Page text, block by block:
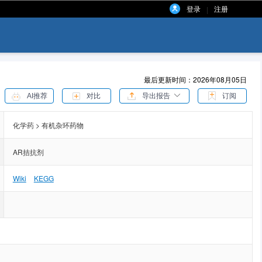
登录 | 注册
最后更新时间：2026年08月05日
AI推荐 对比 导出报告 订阅
化学药 > 有机杂环药物
AR拮抗剂
Wiki KEGG